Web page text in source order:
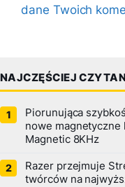
dane Twoich
NAJCZĘŚCIEJ
Piorunująca
nowe magnetyczne
Magnetic 8KHz
Razer przejmuje
twórców na